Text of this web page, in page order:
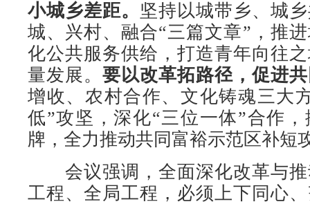
小城乡差距。 坚持以城带乡、城
城、兴村、融合“三篇文章”，推
化公共服务供给，打造青年向往
量发展。 要以改革拓路径，促进
增收、农村合作、文化铸魂三大
低”攻坚，深化“三位一体”合作
牌，全力推动共同富裕示范区补短
会议强调，全面深化改革与推
工程、全局工程，必须上下同心